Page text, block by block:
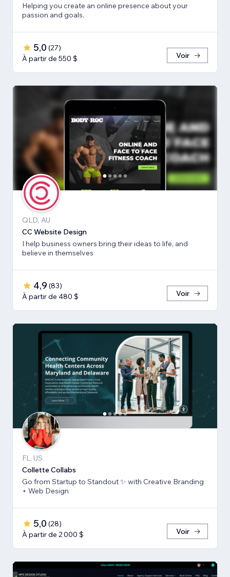
Helping you create an online presence about your
passion and goals.
5,0 (27)
À partir de 550 $
Voir
QLD, AU
CC Website Design
I help business owners bring their ideas to life, and
believe in themselves
4,9 (83)
À partir de 480 $
Voir
FL, US
Collette Collabs
Go from Startup to Standout ✨ with Creative Branding
+ Web Design
5,0 (28)
À partir de 2 000 $
Voir